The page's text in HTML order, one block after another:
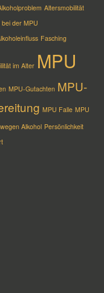
Altersmobilität
der MPU
Fasching
im Alter MPU
MPU-Gutachten MPU-
MPU Falle MPU
Alkohol Persönlichkeit